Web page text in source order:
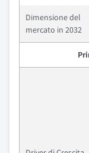
Dimensione del
mercato in 2032